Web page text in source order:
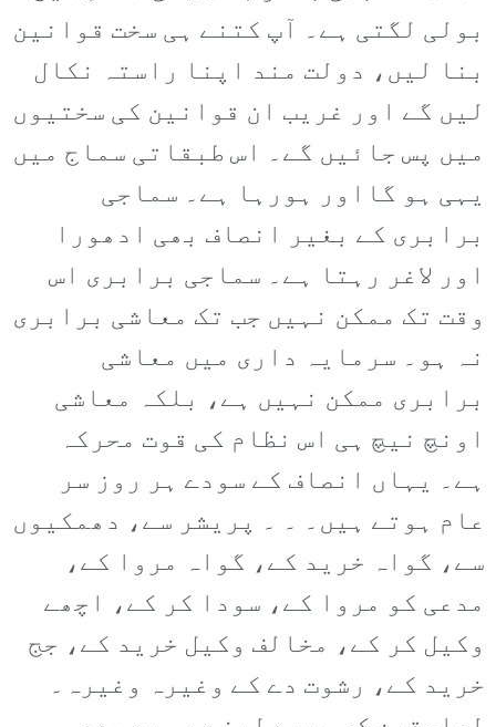
بولی لگتی ہے۔ آپ کتنے ہی سخت قوانین
بنا لیں، دولت مند اپنا راستہ نکال
لیں گے اور غریب ان قوانین کی سختیوں
میں پس جائیں گے۔ اس طبقاتی سماج میں
یہی ہو گااور ہورہا ہے۔ سماجی
برابری کے بغیر انصاف بھی ادھورا
اور لاغر رہتا ہے۔ سماجی برابری اس
وقت تک ممکن نہیں جب تک معاشی برابری
نہ ہو۔ سرمایہ داری میں معاشی
برابری ممکن نہیں ہے، بلکہ معاشی
اونچ نیچ ہی اس نظام کی قوت محرکہ
ہے۔ یہاں انصاف کے سودے ہر روز سر
عام ہوتے ہیں۔ ۔ ۔ پریشر سے، دھمکیوں
سے، گواہ خرید کے، گواہ مروا کے،
مدعی کو مروا کے، سودا کر کے، اچھے
وکیل کر کے، مخالف وکیل خرید کے، جج
خرید کے، رشوت دے کے وغیرہ وغیرہ۔